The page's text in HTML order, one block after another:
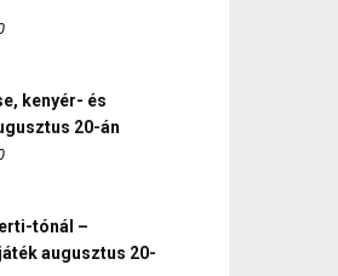
kenyér- és
20-án
tónál –
augusztus 20-